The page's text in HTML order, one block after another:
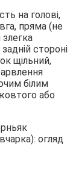
на голові,
пряма (не
стороні
щільний,
білим
або